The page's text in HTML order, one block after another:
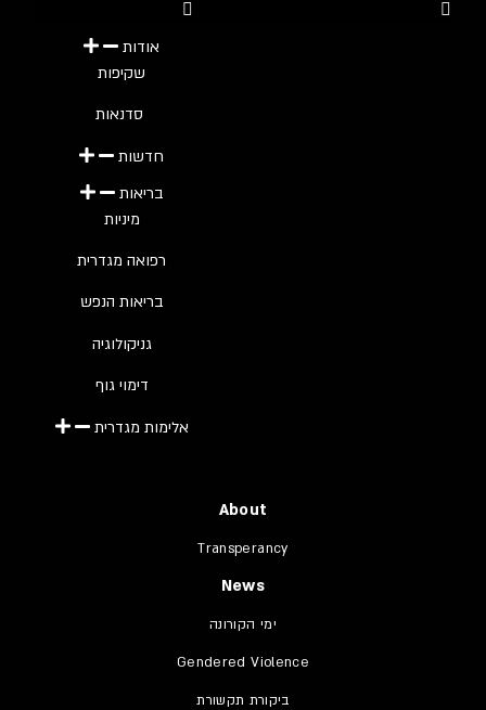
אודות
שקיפות
סדנאות
חדשות
בריאות
מיניות
רפואה מגדרית
בריאות הנפש
גניקולוגיה
דימוי גוף
אלימות מגדרית
About
Transperancy
News
ימי הקורונה
Gendered Violence
ביקורת תקשורת